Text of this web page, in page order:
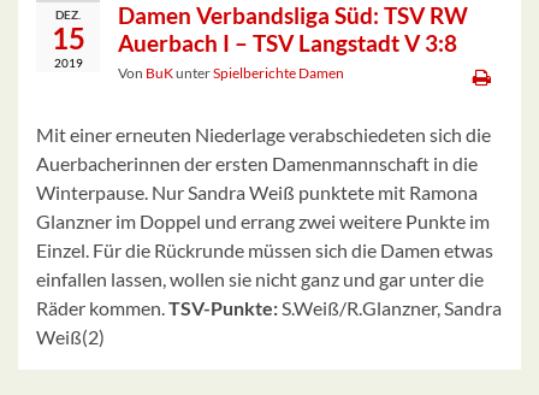
DEZ.
15
2019
Damen Verbandsliga Süd: TSV RW
Auerbach I – TSV Langstadt V 3:8
Von BuKunterSpielberichte Damen
Mit einer erneuten Niederlage verabschiedeten sich die
Auerbacherinnen der ersten Damenmannschaft in die
Winterpause. Nur Sandra Weiß punktete mit Ramona
Glanzner im Doppel und errang zwei weitere Punkte im
Einzel. Für die Rückrunde müssen sich die Damen etwas
einfallen lassen, wollen sie nicht ganz und gar unter die
Räder kommen.TSV-Punkte:S.Weiß/R.Glanzner, Sandra
Weiß(2)